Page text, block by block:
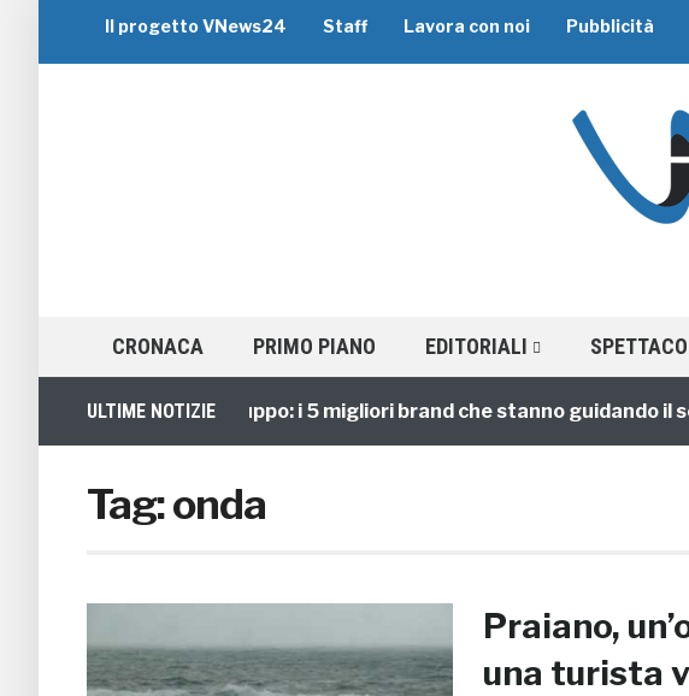
Il progetto VNews24 Staff Lavora con noi Pubblicità
CRONACA PRIMO PIANO EDITORIALI
ULTIME NOTIZIE
Viaggi di Gruppo: i 5 migliori brand che stanno guidando il
Tag:onda
Praiano,
una turista